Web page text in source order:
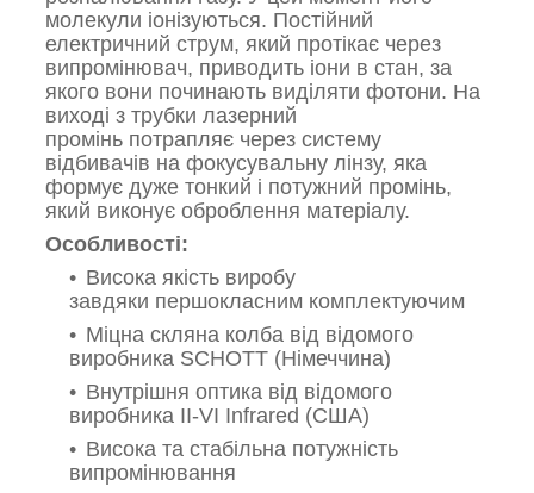
молекули іонізуються. Постійний
електричний струм, який протікає через
випромінювач, приводить іони в стан, за
якого вони починають виділяти фотони. На
виході з трубки лазерний
промінь потрапляє через систему
відбивачів на фокусувальну лінзу, яка
формує дуже тонкий і потужний промінь,
який виконує оброблення матеріалу.
Особливості:
Висока якість виробу
завдяки першокласним комплектуючим
Міцна скляна колба від відомого
виробника SCHOTT (Німеччина)
Внутрішня оптика від відомого
виробника II-VI Infrared (США)
Висока та стабільна потужність
випромінювання